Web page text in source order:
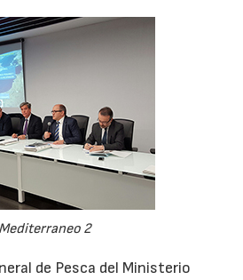
Mediterraneo 2
de Pesca del Ministerio